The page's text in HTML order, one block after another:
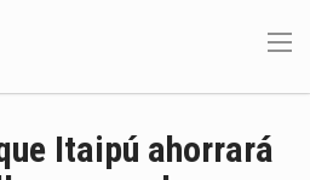
Itaipú ahorrará